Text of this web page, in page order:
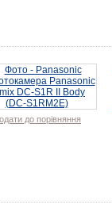
до порівняння